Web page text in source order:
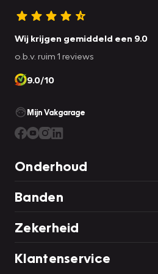
Wij krijgen gemiddeld een 9.0
o.b.v. ruim 1 reviews
9.0/10
Mijn Vakgarage
Onderhoud
Banden
Zekerheid
Klantenservice